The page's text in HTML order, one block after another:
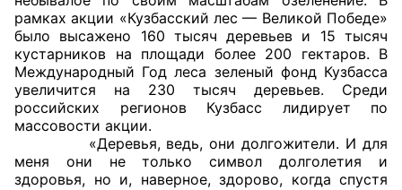
Порядок работы ЦОН
Аппарат ОП КО
УСТАВ ГКУ “АППАРАТ ОП КО”
Доходы руководителя за 2024 г.
рамках акции «Кузбасский лес — Великой Победе»
было высажено 160 тысяч деревьев и 15 тысяч
кустарников на площади более 200 гектаров. В
Международный Год леса зеленый фонд Кузбасса
увеличится на 230 тысяч деревьев. Среди
российских регионов Кузбасс лидирует по
массовости акции.
«Деревья, ведь, они долгожители. И для
меня они не только символ долголетия и
здоровья, но и, наверное, здорово, когда спустя